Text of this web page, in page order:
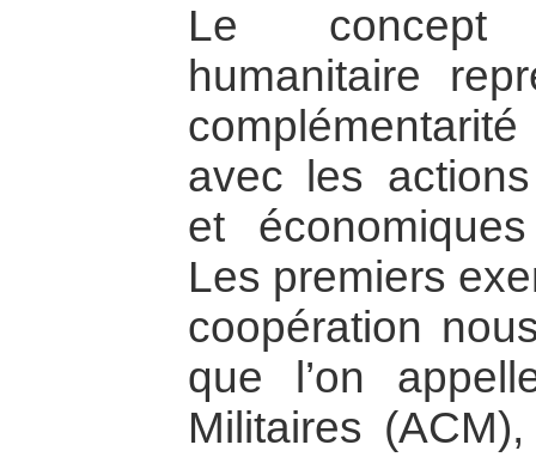
Le concept
humanitaire
avec les
et
Les premiers
coopération
que l’on
Militaires